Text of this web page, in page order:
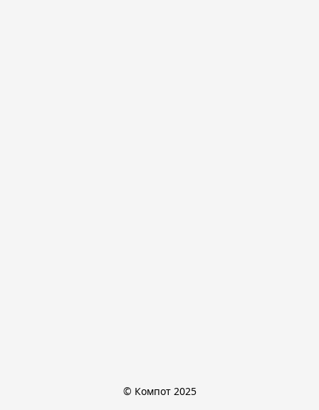
© Компот 2025